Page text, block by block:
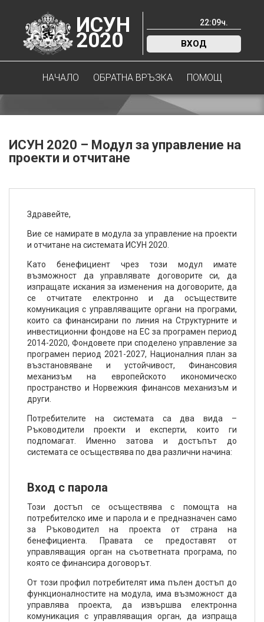
ИСУН
2020
22:09ч.
ВХОД
НАЧАЛО ОБРАТНА ВРЪЗКА ПОМОЩ
ИСУН 2020 – Модул за управление на
проекти и отчитане
Здравейте,
Вие се намирате в модула за управление на проекти
и отчитане на системата ИСУН 2020.
Като бенефициент чрез този модул имате
възможност да управлявате договорите си, да
изпращате искания за изменения на договорите, да
се отчитате електронно и да осъществите
комуникация с управляващите органи на програми,
които са финансирани по линия на Структурните и
инвестиционни фондове на ЕС за програмен период
2014-2020, Фондовете при споделено управление за
програмен период 2021-2027, Националния план за
възстановяване и устойчивост, Финансовия
механизъм на европейското икономическо
пространство и Норвежкия финансов механизъм и
други.
Потребителите на системата са два вида –
Ръководители проекти и експерти, които ги
подпомагат. Именно затова и достъпът до
системата се осъществява по два различни начина:
Вход с парола
Този достъп се осъществява с помощта на
потребителско име и парола и е предназначен само
за Ръководител на проекта от страна на
бенефициента. Правата се предоставят от
управляващия орган на съответната програма, по
която се финансира договорът.
От този профил потребителят има пълен достъп до
функционалностите на модула, има възможност да
управлява проекта, да извършва електронна
комуникация с управляващия орган, да изпраща